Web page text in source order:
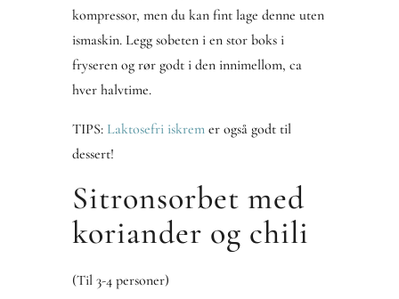
kompressor, men du kan fint lage denne uten
ismaskin. Legg sobeten i en stor boks i
fryseren og rør godt i den innimellom, ca
hver halvtime.
TIPS: Laktosefri iskremer også godt til
dessert!
Sitronsorbet med
koriander og chili
(Til 3-4 personer)